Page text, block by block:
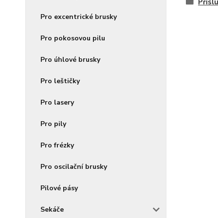
Pro excentrické brusky
Pro pokosovou pilu
Pro úhlové brusky
Pro leštičky
Pro lasery
Pro pily
Pro frézky
Pro oscilační brusky
Pilové pásy
Sekáče